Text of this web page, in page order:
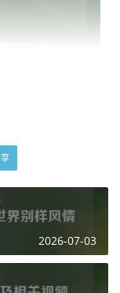
子弹都能如灵动
能够在瞬间给予
还是远距离的精
些特殊的射击模
能够灵活多变,根
2026-07-03